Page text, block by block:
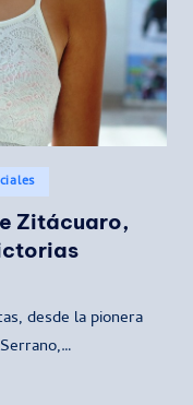
Zitácuaro,
desde la pionera